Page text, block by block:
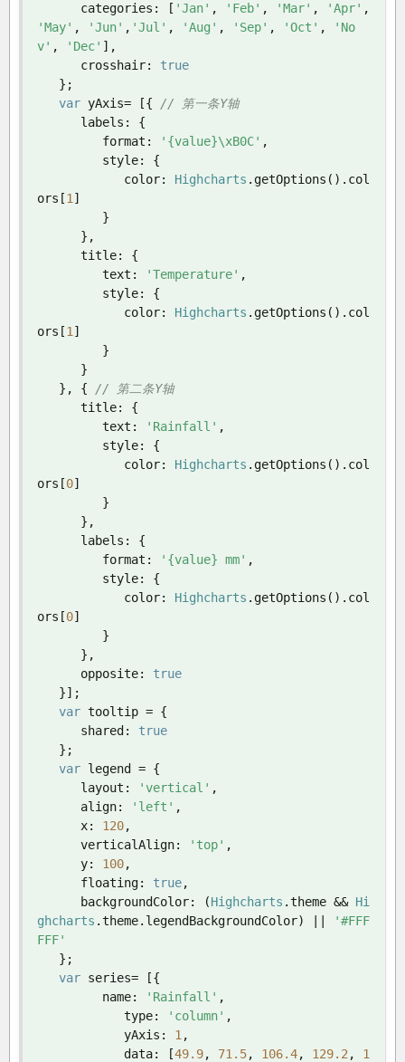
      categories
: [ 'Jan' , 'Feb' , 'Mar' , 'Apr' ,
'May' , 'Jun' , 'Jul' , 'Aug' , 'Sep' , 'Oct' ,
'No
v' , 'Dec' ],
      crosshair
:
true
};
var yAxis= [{
// 第一条Y轴
      labels
:
{
         format
: '{value}\xB0C' ,
         style
:
{
            color
: Highcharts . getOptions (). col
ors [1 ]
}
},
      title
:
{
         text
: 'Temperature' ,
         style
:
{
            color
: Highcharts . getOptions (). col
ors [1 ]
}
}
},
{
// 第二条Y轴
      title
:
{
         text
: 'Rainfall' ,
         style
:
{
            color
: Highcharts . getOptions (). col
ors [0]
}
},
      labels
:
{
         format
: '{value} mm' ,
         style
:
{
            color
: Highcharts . getOptions (). col
ors [0]
}
},
      opposite
:
true
}];
var tooltip = {
      shared
:
true
};
var legend = {
      layout
: 'vertical' ,
      align
: 'left' ,
      x
: 120,
      verticalAlign
: 'top' ,
      y
: 100,
      floating
: true,
      backgroundColor
: (Highcharts .theme && Hi
ghcharts .theme. legendBackgroundColor)
'#FFF
FFF'
};
var series=
[{
         name
: 'Rainfall' ,
            type
: 'column' ,
            yAxis
: 1 ,
            data
: [49.9, 71.5, 106.4, 129.2 ,
1